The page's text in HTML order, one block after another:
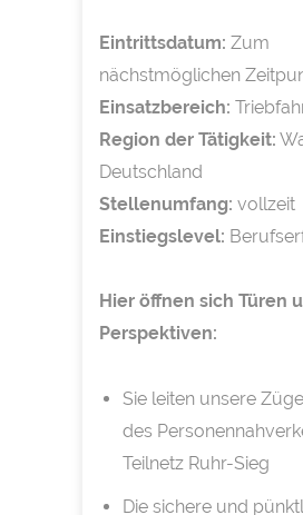
Eintrittsdatum: Zum
nächstmöglichen
Einsatzbereich:
Region der Tätigkeit:
Deutschland
Stellenumfang: vollzeit
Einstiegslevel:
Hier öffnen sich Türen
Perspektiven:
Sie leiten unsere
des
Teilnetz Ruhr-Sieg
Die sichere und